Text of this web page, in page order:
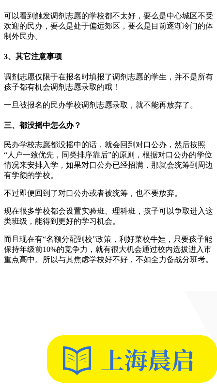
可以看到触发调剂志愿的学校都不太好，要么是中心城区不受
欢迎的民办，要么是处于偏远郊区，要么是目前逐渐冷门的体
制外民办。
3、其它注意事项
调剂志愿仅限于在报名时填报了调剂志愿的学生，并不是所有
孩子都有机会调剂志愿录取的哦！
一旦被报名的民办学校调剂志愿录取，就不能再放弃了。
三、都没摇中怎么办？
民办学校志愿都没摇中的话，就会回到对口公办，然后按照
“人户一致优先，同类排序靠后”的原则，根据对口公办的学位
情况来安排入学，如果对口公办已经招满，那就会统筹到周边
有学额的学校。
不过即便回到了对口公办或者被统筹，也不要放弃。
现在很多学校都会设置实验班、理科班，孩子可以争取进入这
类班级，能得到更好的学习机会。
而且现在有“名额分配到校”政策，利好菜校牛娃，只要孩子能
保持年级前10%的竞争力，就有很大机会通过校内选拔进入市
重点高中。所以与其焦虑学校好不好，不如全力备战分班考。